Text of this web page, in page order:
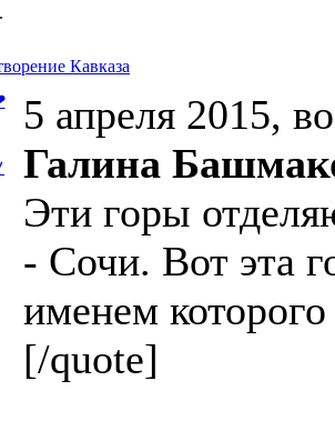
Кавказа
5 апреля 2015,
Галина
Эти горы
- Сочи. Вот эта
именем
[/quote]